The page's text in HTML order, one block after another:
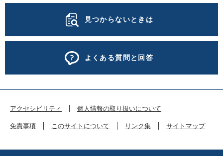
見つからないときは
よくある質問と回答
アクセシビリティ 個人情報の取り扱いについて
免責事項 このサイトについて リンク集 サイトマップ